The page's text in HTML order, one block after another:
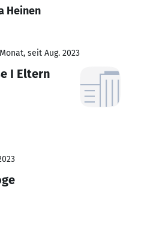
Heinen
seit Aug. 2023
I Eltern